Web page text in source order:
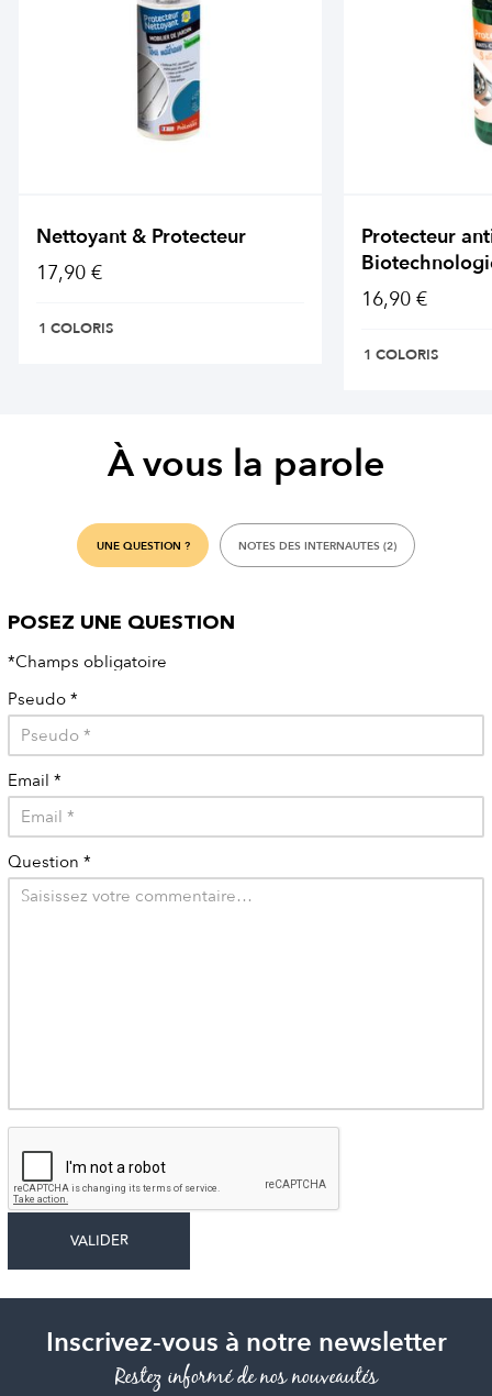
Nettoyant & Protecteur
17,90 €
1 COLORIS
Protecteur
16,90 €
1 COLORIS
À vous la parole
UNE QUESTION ? NOTES DES INTERNAUTES (2)
POSEZ UNE QUESTION
*Champs obligatoire
Pseudo *
Email *
Question *
Inscrivez-vous à notre newsletter
Restez informé de nos nouveautés